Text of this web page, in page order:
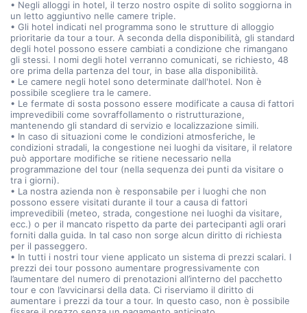
• Negli alloggi in hotel, il terzo nostro ospite di solito soggiorna in
un letto aggiuntivo nelle camere triple.
• Gli hotel indicati nel programma sono le strutture di alloggio
prioritarie da tour a tour. A seconda della disponibilità, gli standard
degli hotel possono essere cambiati a condizione che rimangano
gli stessi. I nomi degli hotel verranno comunicati, se richiesto, 48
ore prima della partenza del tour, in base alla disponibilità.
• Le camere negli hotel sono determinate dall'hotel. Non è
possibile scegliere tra le camere.
• Le fermate di sosta possono essere modificate a causa di fattori
imprevedibili come sovraffollamento o ristrutturazione,
mantenendo gli standard di servizio e localizzazione simili.
• In caso di situazioni come le condizioni atmosferiche, le
condizioni stradali, la congestione nei luoghi da visitare, il relatore
può apportare modifiche se ritiene necessario nella
programmazione del tour (nella sequenza dei punti da visitare o
tra i giorni).
• La nostra azienda non è responsabile per i luoghi che non
possono essere visitati durante il tour a causa di fattori
imprevedibili (meteo, strada, congestione nei luoghi da visitare,
ecc.) o per il mancato rispetto da parte dei partecipanti agli orari
forniti dalla guida. In tal caso non sorge alcun diritto di richiesta
per il passeggero.
• In tutti i nostri tour viene applicato un sistema di prezzi scalari. I
prezzi dei tour possono aumentare progressivamente con
l’aumentare del numero di prenotazioni all’interno del pacchetto
tour e con l’avvicinarsi della data. Ci riserviamo il diritto di
aumentare i prezzi da tour a tour. In questo caso, non è possibile